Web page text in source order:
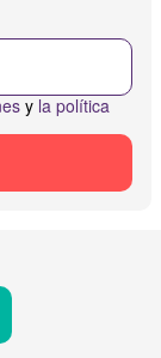
y la política